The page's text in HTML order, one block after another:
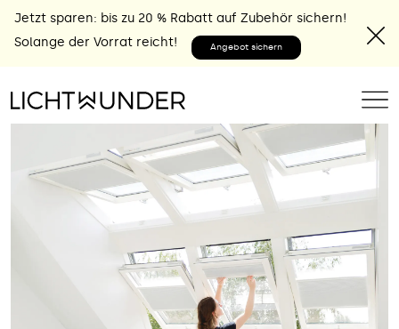
Jetzt sparen: bis zu 20 % Rabatt auf Zubehör sichern!
Solange der Vorrat reicht!
Angebot sichern